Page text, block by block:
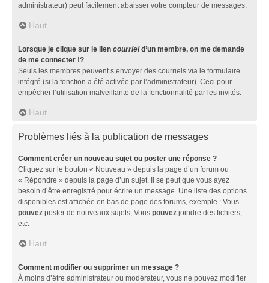
administrateur) peut facilement abaisser votre compteur de messages.
Haut
Lorsque je clique sur le lien courrield’un membre, on me demande
de me connecter !?
Seuls les membres peuvent s’envoyer des courriels via le formulaire
intégré (si la fonction a été activée par l’administrateur). Ceci pour
empêcher l’utilisation malveillante de la fonctionnalité par les invités.
Haut
Problèmes liés à la publication de messages
Comment créer un nouveau sujet ou poster une réponse ?
Cliquez sur le bouton « Nouveau » depuis la page d’un forum ou
« Répondre » depuis la page d’un sujet. Il se peut que vous ayez
besoin d’être enregistré pour écrire un message. Une liste des options
disponibles est affichée en bas de page des forums, exemple : Vous
pouvez poster de nouveaux sujets, Vous pouvez joindre des fichiers,
etc.
Haut
Comment modifier ou supprimer un message ?
À moins d’être administrateur ou modérateur, vous ne pouvez modifier